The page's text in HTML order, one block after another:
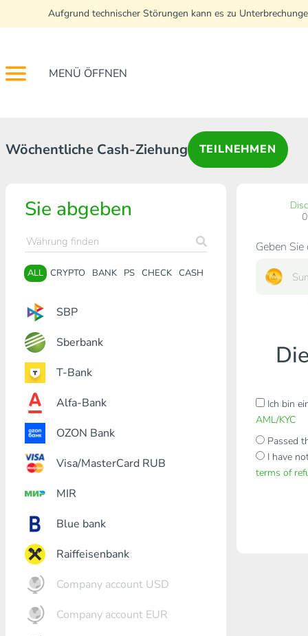
Aufgrund technischer Störungen kann es zu
MENÜ ÖFFNEN
Wöchentliche Cash-Ziehung TEILNEHMEN
Sie abgeben
ALL CRYPTO BANK PS CHECK CASH
SBP
Sberbank
T-Bank
Alfa-Bank
OZON Bank
Visa/MasterCard RUB
MIR
Blue bank
Raiffeisenbank
Company account USD
Company account EUR
Geben
Ich bin
AML/KYC
Passed
I have
terms of